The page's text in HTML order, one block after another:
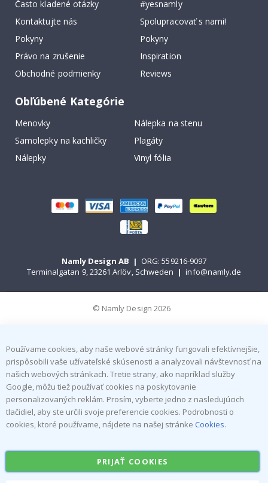
Často kladené otázky
Kontaktujte nás
Pokyny
Právo na zrušenie
Obchodné podmienky
#yesnamly
Spolupracovať s nami!
Pokyny
Inspiration
Reviews
Obľúbené Kategórie
Menovky
Nálepka na stenu
Samolepky na kachličky
Plagáty
Nálepky
Vinyl fólia
Namly Design AB | ORG: 559216-9097
Terminalgatan 9, 23261 Arlöv, Schweden | info@namly.de
© Namly Design 2026
Používame cookies, aby naše webové stránky fungovali efektívnejšie,
prispôsobili vaše užívateľské skúsenosti a analyzovali návštevnosť na
našich webových stránkach. Tretie strany, ako napríklad služby
Google, môžu tiež používať cookies na poskytovanie
personalizovaných reklám. Prosím, vyberte jedno z nasledujúcich
tlačidiel, aby ste určili svoje preferencie cookies. Podrobnosti o
cookies, ktoré používame, nájdete na našej stránke Cookies.
PRIJAŤ COOKIES